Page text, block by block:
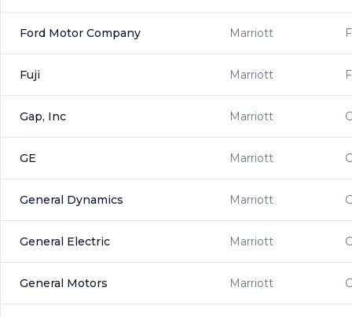
Ford Motor Company Marriott
Fuji Marriott
Gap, Inc Marriott
GE Marriott
General Dynamics Marriott
General Electric Marriott
General Motors Marriott